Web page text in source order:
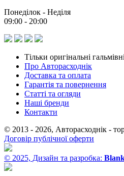
Понеділок - Неділя
09:00 - 20:00
Тільки оригінальні
Про Авторасходнік
Доставка та оплата
Гарантія та повернення
Статті та огляди
Наші бренди
Контакти
© 2013 - 2026, Авторасходнік -
Договір публічної оферти
© 2025, Дизайн та разробка: